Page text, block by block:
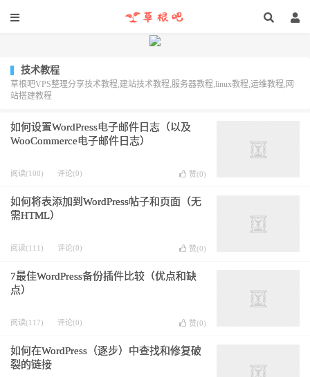
技术教程
草根吧VPS整理分享技术教程,建站技术教程,服务器教程,linux教程,运维教程,网
站搭建教程
如何设置WordPress电子邮件日志（以及
WooCommerce电子邮件日志）
阅读(108) 评论(0) 赞(0)
如何将表添加到WordPress帖子和页面（无
需HTML）
阅读(111) 评论(0) 赞(0)
7最佳WordPress备份插件比较（优点和缺
点）
阅读(117) 评论(0) 赞(0)
如何在WordPress（逐步）中查找和修复破
裂的链接